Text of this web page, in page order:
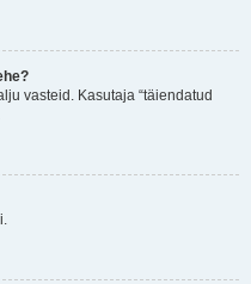
vasteid. Kasutaja “täiendatud